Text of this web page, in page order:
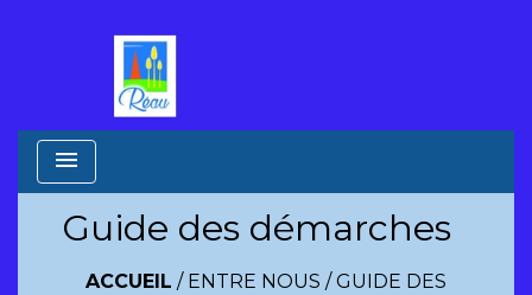
menu
Guide des démarches
ACCUEIL / ENTRE NOUS /GUIDE DES